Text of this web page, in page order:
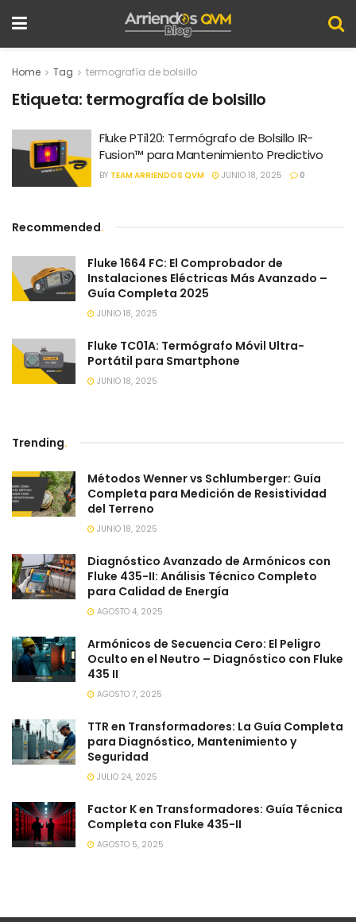
Home Tag termografía de bolsillo
Etiqueta: termografía de bolsillo
Fluke PTi120: Termógrafo de Bolsillo IR-
Fusion™ para Mantenimiento Predictivo
BY TEAM ARRIENDOS QVM JUNIO 18, 2025 0
Recommended.
Fluke 1664 FC: El Comprobador de
Instalaciones Eléctricas Más Avanzado –
Guía Completa 2025
JUNIO 18, 2025
Fluke TC01A: Termógrafo Móvil Ultra-
Portátil para Smartphone
JUNIO 18, 2025
Trending.
Métodos Wenner vs Schlumberger: Guía
Completa para Medición de Resistividad
del Terreno
JUNIO 18, 2025
Diagnóstico Avanzado de Armónicos con
Fluke 435-II: Análisis Técnico Completo
para Calidad de Energía
AGOSTO 4, 2025
Armónicos de Secuencia Cero: El Peligro
Oculto en el Neutro – Diagnóstico con Fluke
435 II
AGOSTO 7, 2025
TTR en Transformadores: La Guía Completa
para Diagnóstico, Mantenimiento y
Seguridad
JULIO 24, 2025
Factor K en Transformadores: Guía Técnica
Completa con Fluke 435-II
AGOSTO 5, 2025